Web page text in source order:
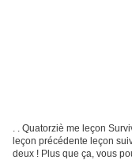
. . Quatorziè me leçon
leçon précédente leçon
deux ! Plus que ça, vous